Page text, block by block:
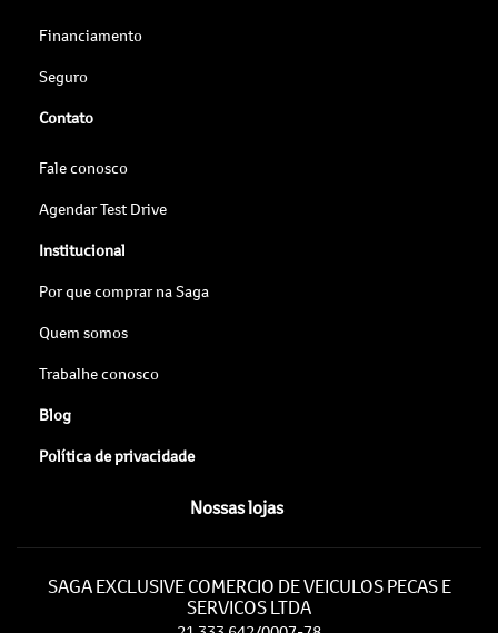
Financiamento
Seguro
Contato
Fale conosco
Agendar Test Drive
Institucional
Por que comprar na Saga
Quem somos
Trabalhe conosco
Blog
Política de privacidade
Nossas lojas
SAGA EXCLUSIVE COMERCIO DE VEICULOS PECAS E
SERVICOS LTDA